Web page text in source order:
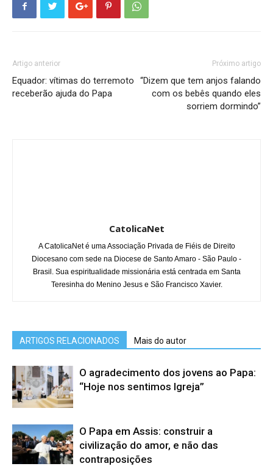
Artigo anterior
Equador: vítimas do terremoto
receberão ajuda do Papa
Próximo artigo
“Dizem que tem anjos falando
com os bebês quando eles
sorriem dormindo”
CatolicaNet
A CatolicaNet é uma Associação Privada de Fiéis de Direito
Diocesano com sede na Diocese de Santo Amaro - São Paulo -
Brasil. Sua espiritualidade missionária está centrada em Santa
Teresinha do Menino Jesus e São Francisco Xavier.
ARTIGOS RELACIONADOS Mais do autor
O agradecimento dos jovens ao Papa:
“Hoje nos sentimos Igreja”
O Papa em Assis: construir a
civilização do amor, e não das
contraposições